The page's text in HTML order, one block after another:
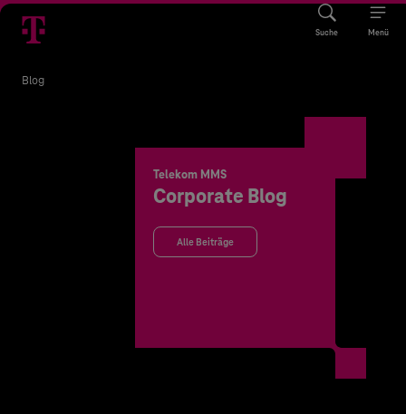
Suche Menü
Blog
Telekom MMS
Corporate Blog
Alle Beiträge